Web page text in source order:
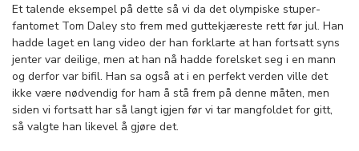
Et talende eksempel på dette så vi da det olympiske stuper-
fantomet Tom Daley sto frem med guttekjæreste rett før jul. Han
hadde laget en lang video der han forklarte at han fortsatt syns
jenter var deilige, men at han nå hadde forelsket seg i en mann
og derfor var bifil. Han sa også at i en perfekt verden ville det
ikke være nødvendig for ham å stå frem på denne måten, men
siden vi fortsatt har så langt igjen før vi tar mangfoldet for gitt,
så valgte han likevel å gjøre det.